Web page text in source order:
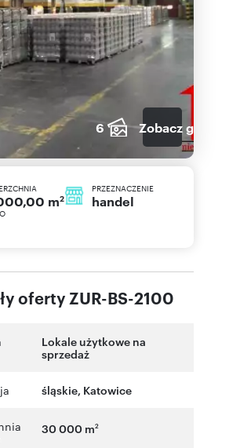
6 Zobacz galerię
m2
PRZEZNACZENIE
handel
oferty ZUR-BS-2100
Lokale użytkowe na
sprzedaż
śląskie, Katowice
30 000 m2